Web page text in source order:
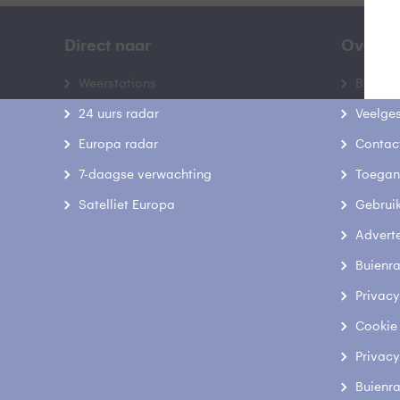
Direct naar
Weerstations
24 uurs radar
Europa radar
7-daagse verwachting
Satelliet Europa
Over